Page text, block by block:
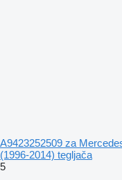
A9423252509 za
(1996-2014) tegljača
5